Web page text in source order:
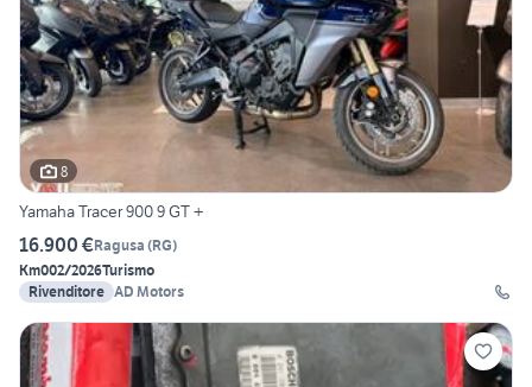
8
Yamaha Tracer 900 9 GT +
16.900 €Ragusa (RG)
Km002/2026Turismo
Rivenditore AD Motors